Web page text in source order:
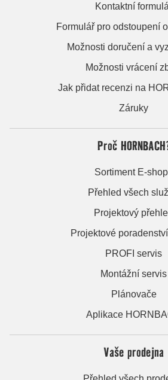
Kontaktní
Formulář pro odstoupení
Možnosti doručení a
Možnosti vrácení
Jak přidat recenzi na
Záruky
Proč
Sortiment E-
Přehled všech
Projektový
Projektové
PROFI servis
Montážní servis
Plánovače
Aplikace
Vaše prodejna